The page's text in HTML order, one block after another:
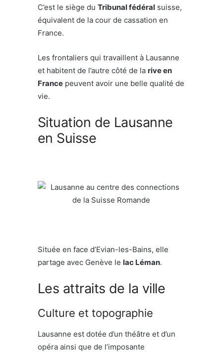
C’est le siège du Tribunal fédéral suisse,
équivalent de la cour de cassation en
France.
Les frontaliers qui travaillent à Lausanne
et habitent de l’autre côté de la rive en
France peuvent avoir une belle qualité de
vie.
Situation de Lausanne
en Suisse
Située en face d’Evian-les-Bains, elle
partage avec Genève le lac Léman.
Les attraits de la ville
Culture et topographie
Lausanne est dotée d’un théâtre et d’un
opéra ainsi que de l’imposante